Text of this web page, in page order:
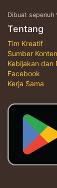
Dibuat
Tentang
Tim Kreatif
Sumber Konten
Kebijakan dan
Facebook
Kerja Sama